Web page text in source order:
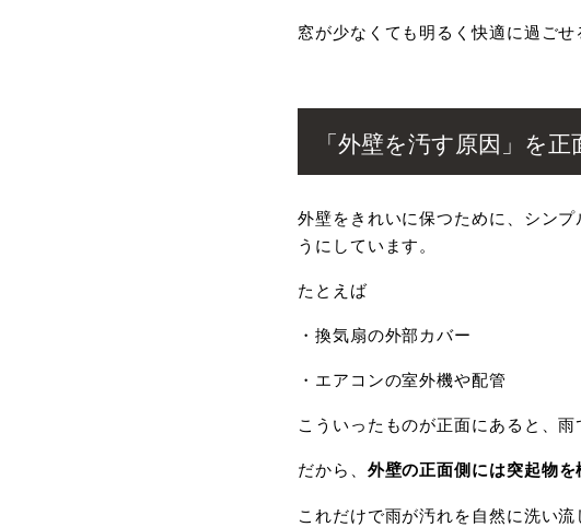
窓が少なくても明るく快適に過ごせ
「外壁を汚す原因」を
外壁をきれいに保つために、シン
うにしています。
たとえば
・換気扇の外部カバー
・エアコンの室外機や配管
こういったものが正面にあると、
だから、 外壁の正面側には突起物を
これだけで雨が汚れを自然に洗い流